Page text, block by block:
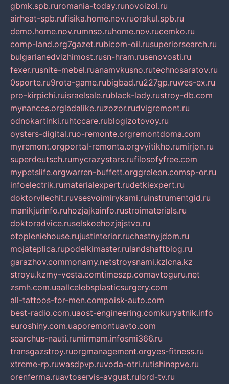
gbmk.spb.ruromania-today.runovoizol.ru
airheat-spb.rufisika.home.nov.ruorakul.spb.ru
demo.home.nov.rumnso.ruhome.nov.rucemko.ru
comp-land.org7gazet.rubicom-oil.rusuperiorsearch.ru
bulgarianedvizhimost.rusn-hram.rusenovosti.ru
fexer.rusnite-mebel.ruanamvkusno.rutechnosaratov.ru
0sporte.ru9rota-game.rubigbad.ru227gp.ruwes-ex.ru
pro-kirpichi.ruisraelsale.rublack-lady.rustroy-db.com
mynances.orgladalike.ruzozor.rudvigremont.ru
odnokartinki.ruhtccare.rublogizotovoy.ru
oysters-digital.ruo-remonte.orgremontdoma.com
myremont.orgportal-remonta.orgvyitikho.rumirjon.ru
superdeutsch.rumycrazystars.rufilosofyfree.com
mypetslife.orgwarren-buffett.orggreleon.comsp-or.ru
infoelectrik.rumaterialexpert.rudetkiexpert.ru
doktorvilechit.ruvsesvoimirykami.ruinstrumentgid.ru
manikjurinfo.ruhozjajkainfo.rustroimaterials.ru
doktoradvice.ruselskoehozjajstvo.ru
otopleniehouse.rujustinterior.ruchastnyjdom.ru
mojateplica.rupodelkimaster.rulandshaftblog.ru
garazhov.commonamy.netstroysnami.kzlcna.kz
stroyu.kzmy-vesta.comtimeszp.comavtoguru.net
zsmh.com.uaallcelebsplasticsurgery.com
all-tattoos-for-men.compoisk-auto.com
best-radio.com.uaost-engineering.comkuryatnik.info
euroshiny.com.uaporemontuavto.com
searchus-nauti.rumirmam.infosmi366.ru
transgazstroy.ruorgmanagement.orgyes-fitness.ru
xtreme-rp.ruwasdpvp.ruvoda-otri.rutishinapve.ru
orenferma.ruavtoservis-avgust.rulord-tv.ru